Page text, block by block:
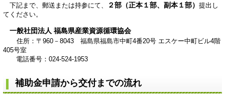
下記まで、郵送または持参にて、 ２部（正本１部、副本１部） 提出し
てください。
一般社団法人 福島県産業資源循環協会
住所：〒960－8043 福島県福島市中町4番20号 エスケー中町ビル4階
405号室
電話番号：024-524-1953
補助金申請から交付までの流れ